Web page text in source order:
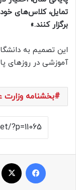
برگزار کنند.»
این تصمیم به
آموزشی در روزهای
بخشنامه وزارت
فیسبوک